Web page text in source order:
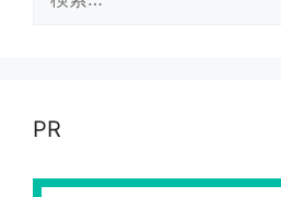
索:
PR